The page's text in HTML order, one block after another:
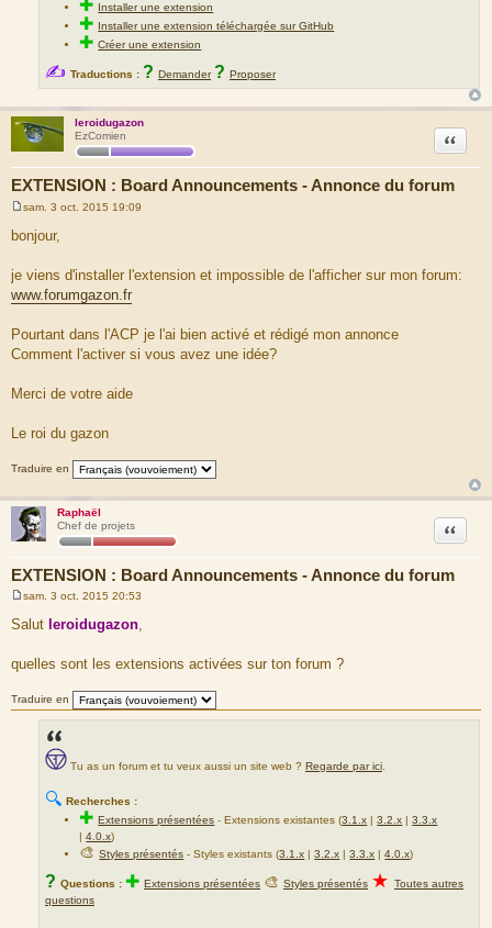
✚ Installer une extension
✚ Installer une extension téléchargée sur GitHub
✚Créer une extension
✍ Traductions : ? Demander ? Proposer
leroidugazon
EzComien
EXTENSION : Board Announcements - Annonce du forum
Citation
s
g
e
sam. 3 oct. 2015 19:09
bonjour,
je viens d'installer l'extension et impossible de l'afficher sur mon forum:
www.forumgazon.fr
Pourtant dans l'ACP je l'ai bien activé et rédigé mon annonce
Comment l'activer si vous avez une idée?
Merci de votre aide
Le roi du gazon
Traduire en
Raphaël
Chef de projets
EXTENSION : Board Announcements - Annonce du forum
Citation
e
s
a
g
sam. 3 oct. 2015 20:53
Salut leroidugazon,
quelles sont les extensions activées sur ton forum ?
Traduire en
Tu as un forum et tu veux aussi un site web ? Regarde par ici
🔍 Recherches :
✚Extensions présentées -Extensions existantes (3.1.x |3.2.x |3.3.x
|4.0.x)
🎨Styles présentés - Styles existants (3.1.x |3.2.x |3.3.x |4.0.x)
? Questions : ✚ Extensions présentées 🎨 Styles présentés ★ Toutes autres
questions